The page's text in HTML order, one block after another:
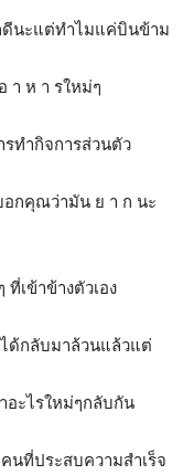
ดีนะแต่ทำไมแค่บินข้าม
า ห า รใหม่ๆ
รทำกิจการส่วนตัว
อกคุณว่ามัน ย า ก นะ
ที่เข้าข้างตัวเอง
ด้กลับมาล้วนแล้วแต่
อะไรใหม่ๆกลับกัน
นที่ประสบความสำเร็จ